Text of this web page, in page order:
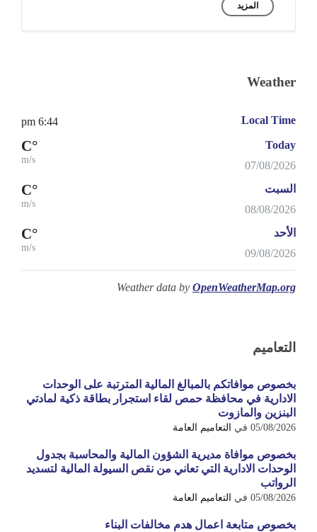
المزيد
Weather
Local Time
6:44 pm
Today
07/08/2026
°C
m/s
السبت
08/08/2026
°C
m/s
الأحد
09/08/2026
°C
m/s
Weather data by OpenWeatherMap.org
التعاميم
بخصوص موافاتكم بالمبالغ المالية المترتبة على الوحدات
الادارية في محافظة حمص لقاء استجرار بطاقة ذكية لمادتي
البنزين والمازوت
05/08/2026 في التعاميم العامة
بخصوص موافاة مديرية الشؤون المالية والمحاسبة بجدول
الوحدات الادارية التي تعاني من نقص السيولة المالية لتسديد
الرواتب
05/08/2026 في التعاميم العامة
بخصوص متابعة اعمال هدم مخالفات البناء